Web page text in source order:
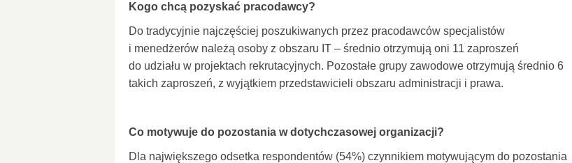
Kogo chcą pozyskać pracodawcy?
Do tradycyjnie najczęściej poszukiwanych przez pracodawców specjalistów
i menedżerów należą osoby z obszaru IT – średnio otrzymują oni 11 zaproszeń
do udziału w projektach rekrutacyjnych. Pozostałe grupy zawodowe otrzymują średnio 6
takich zaproszeń, z wyjątkiem przedstawicieli obszaru administracji i prawa.
Co motywuje do pozostania w dotychczasowej organizacji?
Dla największego odsetka respondentów (54%) czynnikiem motywującym do pozostania